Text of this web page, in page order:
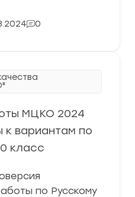
0
МЦКО 2024
к вариантам по
класс
по Русскому